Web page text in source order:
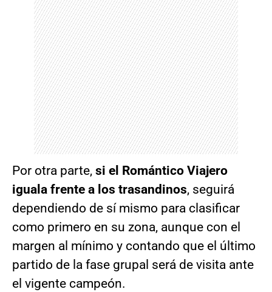
Por otra parte, si el Romántico Viajero
iguala frente a los trasandinos, seguirá
dependiendo de sí mismo para clasificar
como primero en su zona, aunque con el
margen al mínimo y contando que el último
partido de la fase grupal será de visita ante
el vigente campeón.